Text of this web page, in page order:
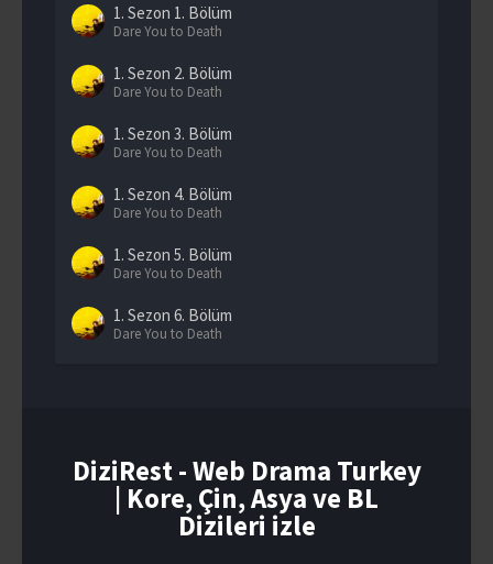
1. Sezon 1. Bölüm
Dare You to Death
1. Sezon 2. Bölüm
Dare You to Death
1. Sezon 3. Bölüm
Dare You to Death
1. Sezon 4. Bölüm
Dare You to Death
1. Sezon 5. Bölüm
Dare You to Death
1. Sezon 6. Bölüm
Dare You to Death
1. Sezon9. Bölüm
Dare You to Death
DiziRest - Web Drama Turkey
| Kore, Çin, Asya ve BL
Dizileri izle